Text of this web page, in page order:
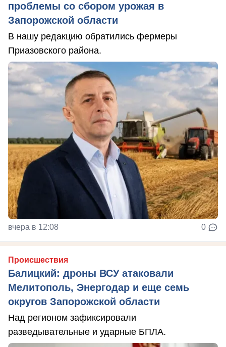
проблемы со сбором урожая в
Запорожской области
В нашу редакцию обратились фермеры
Приазовского района.
вчера в 12:08 0
Происшествия
Балицкий: дроны ВСУ атаковали
Мелитополь, Энергодар и еще семь
округов Запорожской области
Над регионом зафиксировали
разведывательные и ударные БПЛА.